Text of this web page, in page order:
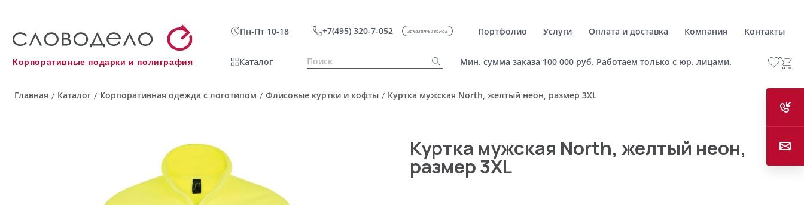
Корпоративные подарки и полиграфия
Пн-Пт 10-18 +7(495) 320-7-052 Заказать звонок Портфолио Услуги Оплата и доставка Компания Контакты
Каталог Мин. сумма заказа 100 000 руб. Работаем только с юр. лицами.
Главная / Каталог / Корпоративная одежда с логотипом / Флисовые куртки и кофты / Куртка мужская North, желтый неон, размер 3XL
Куртка мужская North, желтый неон,
размер 3XL